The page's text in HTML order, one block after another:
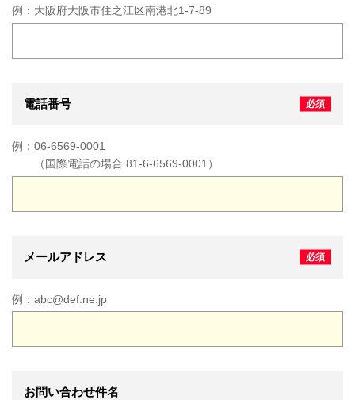
例： 大阪府大阪市住之江区南港北1-7-89
電話番号
例： 06-6569-0001
（国際電話の場合 81-6-6569-0001）
メールアドレス
例： abc@def.ne.jp
お問い合わせ件名